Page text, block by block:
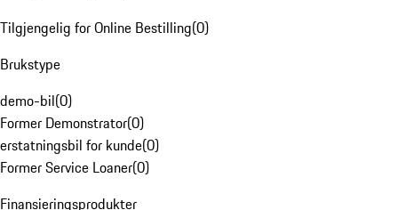
Tilgjengelig for Online Bestilling(0)
Brukstype
demo-bil(0)
Former Demonstrator(0)
erstatningsbil for kunde(0)
Former Service Loaner(0)
Finansieringsprodukter